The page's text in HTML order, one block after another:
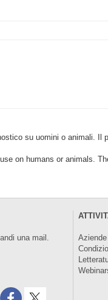
su uomini o animali. Il
on humans or animals.
una mail.